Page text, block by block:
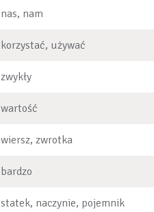
nas, nam
korzystać, używać
zwykły
wartość
wiersz, zwrotka
bardzo
statek, naczynie, pojemnik